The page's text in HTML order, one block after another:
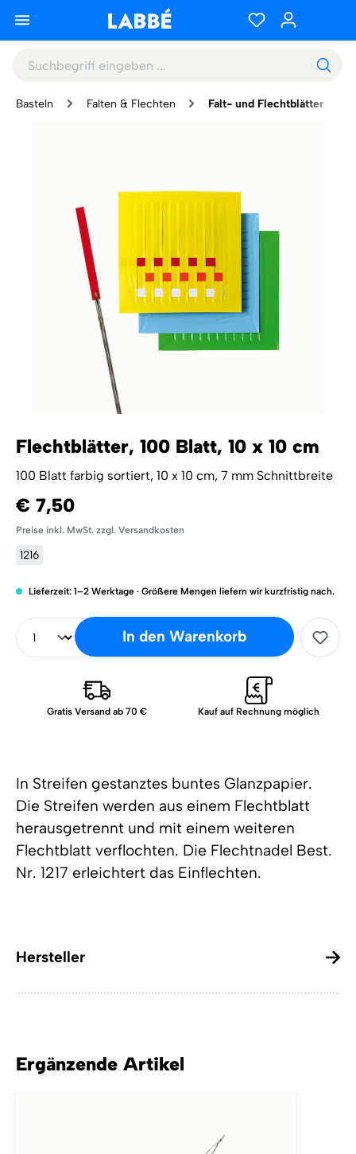
Basteln Falten & Flechten Falt- und Flechtblätter
In Streifen gestanztes buntes Glanzpapier.
Die Streifen werden aus einem Flechtblatt
herausgetrennt und mit einem weiteren
Flechtblatt verflochten. Die Flechtnadel Best.
Nr. 1217 erleichtert das Einflechten.
Hersteller
Flechtblätter, 100 Blatt, 10 x 10 cm
100 Blatt farbig sortiert, 10 x 10 cm, 7 mm Schnittbreite
€ 7,50
Preise inkl. MwSt. zzgl. Versandkosten
1216
Lieferzeit: 1–2 Werktage · Größere Mengen liefern wir kurzfristig nach.
In den Warenkorb
Gratis Versand ab 70 € Kauf auf Rechnung möglich
Ergänzende Artikel